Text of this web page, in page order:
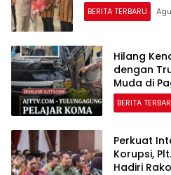
BERITA TERBARU
Hilang
dengan
Muda di
BERITA
Perkuat
Korupsi,
Hadiri